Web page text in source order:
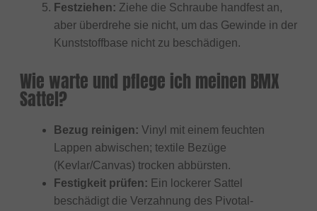
Festziehen: Ziehe die Schraube handfest an,
aber überdrehe sie nicht, um das Gewinde in der
Kunststoffbase nicht zu beschädigen.
Wie warte und pflege ich meinen BMX
Sattel?
Bezug reinigen: Vinyl mit einem feuchten
Lappen abwischen; textile Bezüge
(Kevlar/Canvas) trocken abbürsten.
Festigkeit prüfen: Ein lockerer Sattel
beschädigt die Verzahnung des Pivotal-